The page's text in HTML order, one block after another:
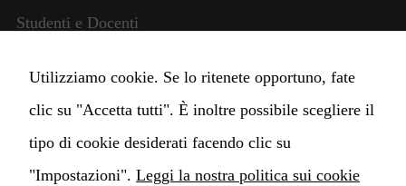
Studenti e Docenti
Amministrazione trasparente
Cambia impostazioni Cookie
Utilizziamo cookie. Se lo ritenete opportuno, fate
clic su "Accetta tutti". È inoltre possibile scegliere il
tipo di cookie desiderati facendo clic su
"Impostazioni". Leggi la nostra politica sui cookie
per il
del sito web.
Statistiche